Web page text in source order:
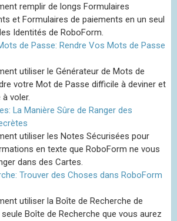
remplir de longs Formulaires
et Formulaires de paiements en un seul
Identités de RoboForm.
de Passe: Rendre Vos Mots de Passe
utiliser le Générateur de Mots de
votre Mot de Passe difficile à deviner et
voler.
La Manière Sûre de Ranger des
utiliser les Notes Sécurisées pour
en texte que RoboForm ne vous
dans des Cartes.
Trouver des Choses dans RoboForm
utiliser la Boîte de Recherche de
Boîte de Recherche que vous aurez